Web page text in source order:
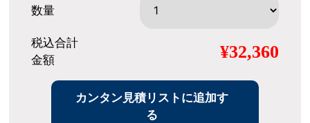
数量
税込合計
金額
¥32,360
カンタン見積リストに追加す
る